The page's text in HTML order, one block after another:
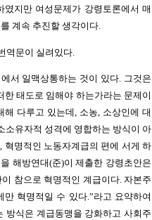
였지만 여성문제가 강령토론에서 매
계속 추진할 생각이다.
역문이 실려있다.
서 일맥상통하는 것이 있다. 그것은
태도로 임해야 하는가라는 문제이
다루고 있는데, 소농, 소상인에 대
소유자적 성격에 영합하는 방식이 아
혁명적인 노동자계급의 편에 서게 하
해방연대(준)이 제출한 강령초안은
참으로 혁명적인 계급이다. 자본주
혁명적일 수 있다.”라고 요약하여
방식은 계급동맹을 강화하고 사회주